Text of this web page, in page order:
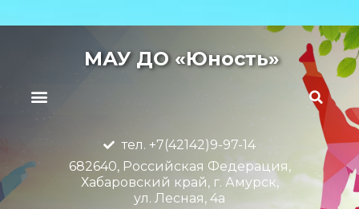
МАУ ДО «Юность»
тел. +7(42142)9-97-14
682640, Российская Федерация,
Хабаровский край, г. Амурск,
ул. Лесная, 4а